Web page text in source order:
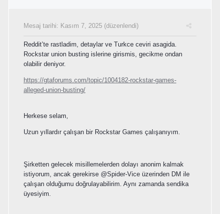
Mesaj tarihi: Kasım 7, 2025 (düzenlendi)
Reddit’te rastladim, detaylar ve Turkce ceviri asagida.
Rockstar union busting islerine girismis, gecikme ondan
olabilir deniyor.
https://gtaforums.com/topic/1004182-rockstar-games-
alleged-union-busting/
Herkese selam,
Uzun yıllardır çalışan bir Rockstar Games çalışanıyım.
Şirketten gelecek misillemelerden dolayı anonim kalmak
istiyorum, ancak gerekirse @Spider-Vice üzerinden DM ile
çalışan olduğumu doğrulayabilirim. Aynı zamanda sendika
üyesiyim.